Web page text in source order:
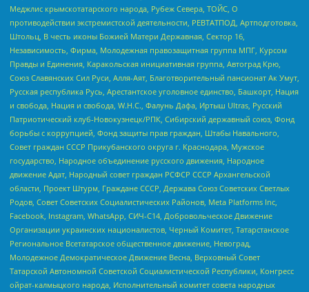
Меджлис крымскотатарского народа, Рубеж Севера, ТОЙС, О
противодействии экстремистской деятельности, РЕВТАТПОД, Артподготовка,
Штольц, В честь иконы Божией Матери Державная, Сектор 16,
Независимость, Фирма, Молодежная правозащитная группа МПГ, Курсом
Правды и Единения, Каракольская инициативная группа, Автоград Крю,
Союз Славянских Сил Руси, Алля-Аят, Благотворительный пансионат Ак Умут,
Русская республика Русь, Арестантское уголовное единство, Башкорт, Нация
и свобода, Нация и свобода, W.H.С., Фалунь Дафа, Иртыш Ultras, Русский
Патриотический клуб-Новокузнецк/РПК, Сибирский державный союз, Фонд
борьбы с коррупцией, Фонд защиты прав граждан, Штабы Навального,
Совет граждан СССР Прикубанского округа г. Краснодара, Мужское
государство, Народное объединение русского движения, Народное
движение Адат, Народный совет граждан РСФСР СССР Архангельской
области, Проект Штурм, Граждане СССР, Держава Союз Советских Светлых
Родов, Совет Советских Социалистических Районов, Meta Platforms Inc,
Facebook, Instagram, WhatsApp, СИЧ-С14, Добровольческое Движение
Организации украинских националистов, Черный Комитет, Татарстанское
Региональное Всетатарское общественное движение, Невоград,
Молодежное Демократическое Движение Весна, Верховный Совет
Татарской Автономной Советской Социалистической Республики, Конгресс
ойрат-калмыцкого народа, Исполнительный комитет совета народных